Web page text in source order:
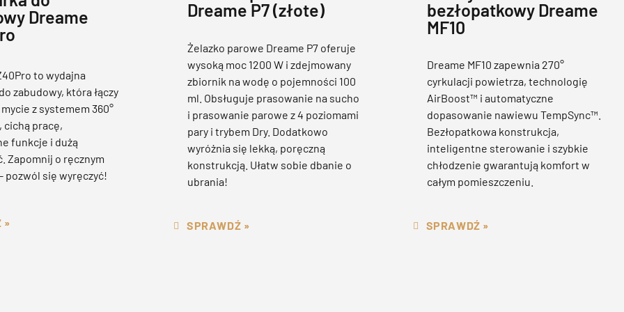
Dreame
to wydajna
zabudowy, która łączy
z systemem 360°
cichą pracę,
funkcje i dużą
Zapomnij o ręcznym
pozwól się wyręczyć!
»
Dreame P7 (złote)
Żelazko parowe Dreame P7 oferuje
wysoką moc 1200 W i zdejmowany
zbiornik na wodę o pojemności 100
ml. Obsługuje prasowanie na sucho
i prasowanie parowe z 4 poziomami
pary i trybem Dry. Dodatkowo
wyróżnia się lekką, poręczną
konstrukcją. Ułatw sobie dbanie o
ubrania!
SPRAWDŹ »
bezłopatkowy Dreame
MF10
Dreame MF10 zapewnia 270°
cyrkulacji powietrza, technologię
AirBoost™ i automatyczne
dopasowanie nawiewu TempSync™.
Bezłopatkowa konstrukcja,
inteligentne sterowanie i szybkie
chłodzenie gwarantują komfort w
całym pomieszczeniu.
SPRAWDŹ »